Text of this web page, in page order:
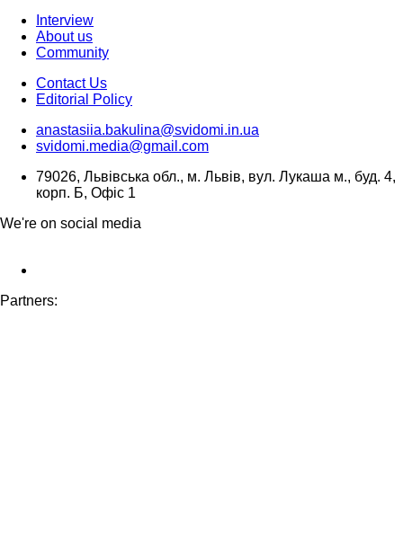
Interview
About us
Community
Contact Us
Editorial Policy
anastasiia.bakulina@svidomi.in.ua
svidomi.media@gmail.com
79026, Львівська обл., м. Львів, вул. Лукаша м., буд. 4,
корп. Б, Офіс 1
We're on social media
Partners: